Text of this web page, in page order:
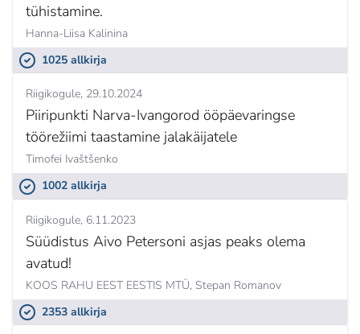
tühistamine.
Hanna-Liisa Kalinina
1025 allkirja
Riigikogule 29.10.2024
Piiripunkti Narva-Ivangorod ööpäevaringse
töörežiimi taastamine jalakäijatele
Timofei Ivaštšenko
1002 allkirja
Riigikogule 6.11.2023
Süüdistus Aivo Petersoni asjas peaks olema
avatud!
KOOS RAHU EEST EESTIS MTÜ, Stepan Romanov
2353 allkirja